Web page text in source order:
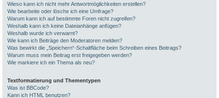
Wieso kann ich nicht mehr Antwortmöglichkeiten erstellen?
Wie bearbeite oder lösche ich eine Umfrage?
Warum kann ich auf bestimmte Foren nicht zugreifen?
Weshalb kann ich keine Dateianhänge anfügen?
Weshalb wurde ich verwarnt?
Wie kann ich Beiträge den Moderatoren melden?
Was bewirkt die „Speichern“-Schaltfläche beim Schreiben eines Beitrags?
Warum muss mein Beitrag erst freigegeben werden?
Wie markiere ich ein Thema als neu?
Textformatierung und Thementypen
Was ist BBCode?
Kann ich HTML benutzen?